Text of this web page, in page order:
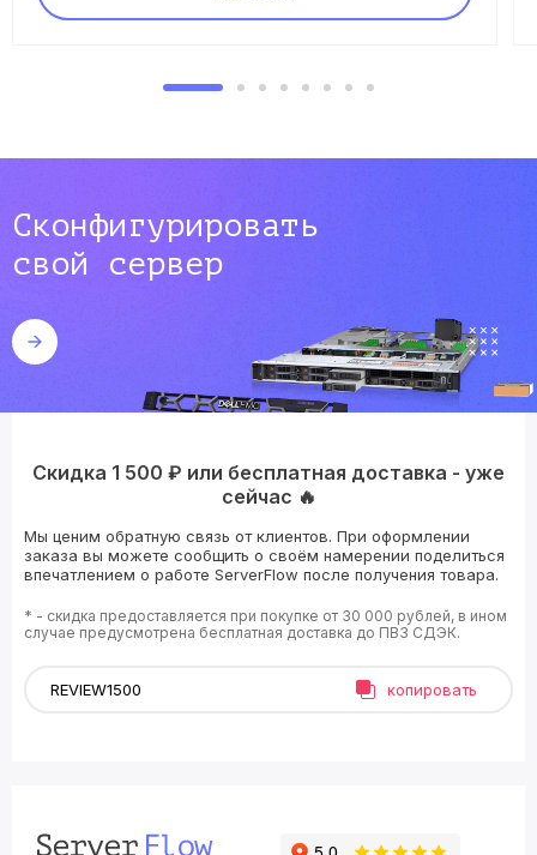
Сконфигурировать
свой сервер
Скидка 1 500 ₽ или бесплатная доставка - уже
сейчас 🔥
Мы ценим обратную связь от клиентов. При оформлении
заказа вы можете сообщить о своём намерении поделиться
впечатлением о работе ServerFlow после получения товара.
* - скидка предоставляется при покупке от 30 000 рублей, в ином
случае предусмотрена бесплатная доставка до ПВЗ СДЭК.
копировать